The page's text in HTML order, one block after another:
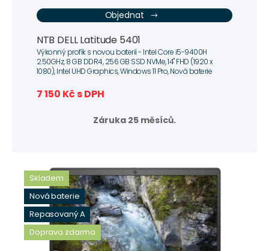
Objednat
NTB DELL Latitude 5401
Výkonný profík s novou baterií - Intel Core i5-9400H
2.50GHz, 8 GB DDR4, 256 GB SSD NVMe, 14" FHD (1920 x
1080), Intel UHD Graphics, Windows 11 Pro, Nová baterie
7 150 Kč s DPH
Záruka 25 měsíců.
Skladem
Nová baterie
Repasovaný A
Doprava zdarma